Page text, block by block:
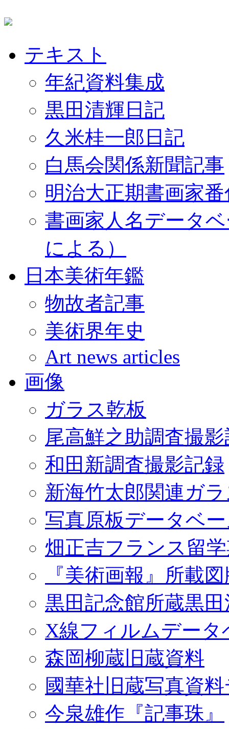
テキスト
年紀資料集成
黒田清輝日記
久米桂一郎日記
白馬会関係新聞記事
明治大正期書画家
書画家人名データ
による）
日本美術年鑑
物故者記事
美術界年史
Art news articles
画像
ガラス乾板
尾高鮮之助調査撮
和田新調査撮影記録
新海竹太郎関連ガ
写真原板データベ
畑正吉フランス留
『美術画報』所載
黒田記念館所蔵黒
X線フィルムデータ
森岡柳蔵旧蔵資料
國華社旧蔵写真資
今泉雄作『記事珠』